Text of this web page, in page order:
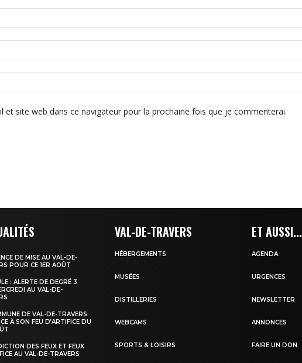
et site web dans ce navigateur pour la prochaine fois que je commenterai.
DE MISE AU VAL-DE-
POUR CE 1ER AOÛT
: ALERTE DE DEGRÉ 3
AU VAL-DE-
DE VAL-DE-TRAVERS
À SON FEU D’ARTIFICE DU
DES FEUX ET FEUX
AU VAL-DE-TRAVERS
VAL-DE-TRAVERS
HÉBERGEMENTS
MUSÉES
DISTILLERIES
WEBCAMS
SPORTS & LOISIRS
ET AUSSI...
AGENDA
URGENCES
NEWSLETTER
ANNONCES
FAIRE UN DON